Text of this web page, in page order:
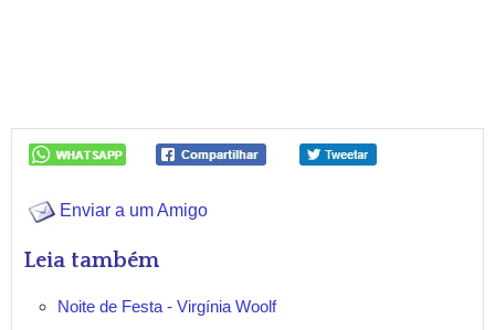
Enviar a um Amigo
Leia também
Noite de Festa - Virgínia Woolf